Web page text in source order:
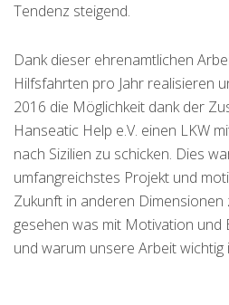
Tendenz steigend.
Dank dieser ehrenamtlichen
Hilfsfahrten pro Jahr realisieren
2016 die Möglichkeit dank der
Hanseatic Help e.V. einen LKW
nach Sizilien zu schicken. Dies
umfangreichstes Projekt und
Zukunft in anderen
gesehen was mit Motivation und
und warum unsere Arbeit wichtig